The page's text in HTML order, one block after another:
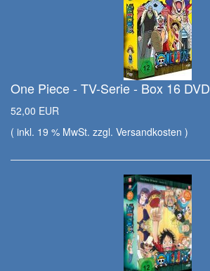
One Piece - TV-Serie - Box 16 DVD
52,00 EUR
( inkl. 19 % MwSt. zzgl. Versandkosten )